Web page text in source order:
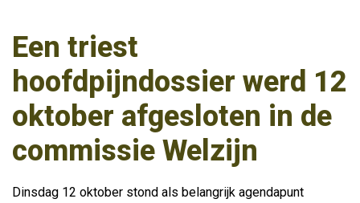
Een triest
hoofdpijndossier werd 12
oktober afgesloten in de
commissie Welzijn
Dinsdag 12 oktober stond als belangrijk agendapunt